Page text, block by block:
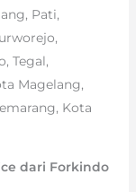
Pati,
Tegal,
Magelang,
Kota
dari Forkindo